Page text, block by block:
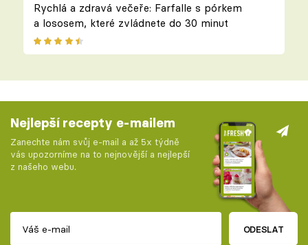
Rychlá a zdravá večeře: Farfalle s pórkem
a lososem, které zvládnete do 30 minut
Nejlepší recepty e-mailem
Zanechte nám svůj e-mail a až 5x týdně
vás upozorníme na to nejnovější a nejlepší
z našeho webu.
ODESLAT